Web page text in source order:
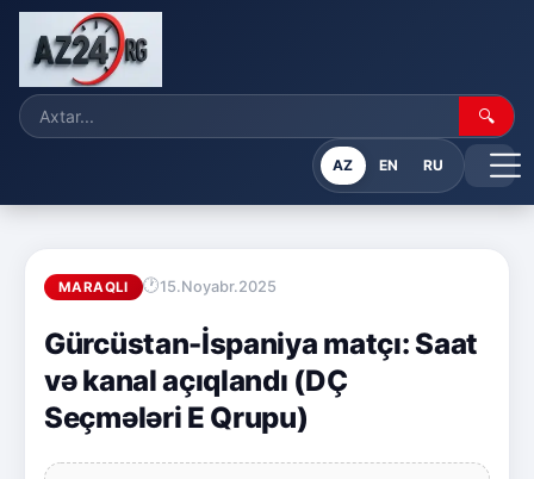
🔍
AZ EN RU
MARAQLI 15.Noyabr.2025
Gürcüstan-İspaniya matçı: Saat
və kanal açıqlandı (DÇ
Seçmələri E Qrupu)